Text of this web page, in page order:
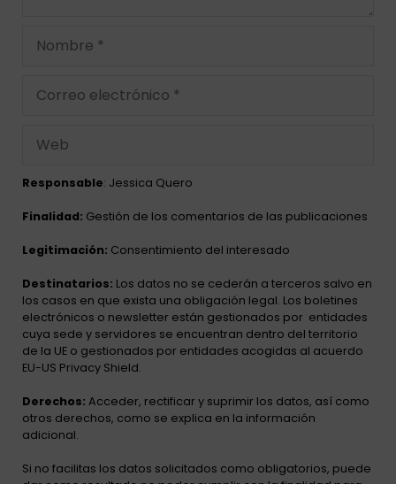
Responsable: Jessica Quero
Finalidad: Gestión de los comentarios de las publicaciones
Legitimación: Consentimiento del interesado
Destinatarios: Los datos no se cederán a terceros salvo en
los casos en que exista una obligación legal. Los boletines
electrónicos o newsletter están gestionados por entidades
cuya sede y servidores se encuentran dentro del territorio
de la UE o gestionados por entidades acogidas al acuerdo
EU-US Privacy Shield.
Derechos: Acceder, rectificar y suprimir los datos, así como
otros derechos, como se explica en la información
adicional.
Si no facilitas los datos solicitados como obligatorios, puede